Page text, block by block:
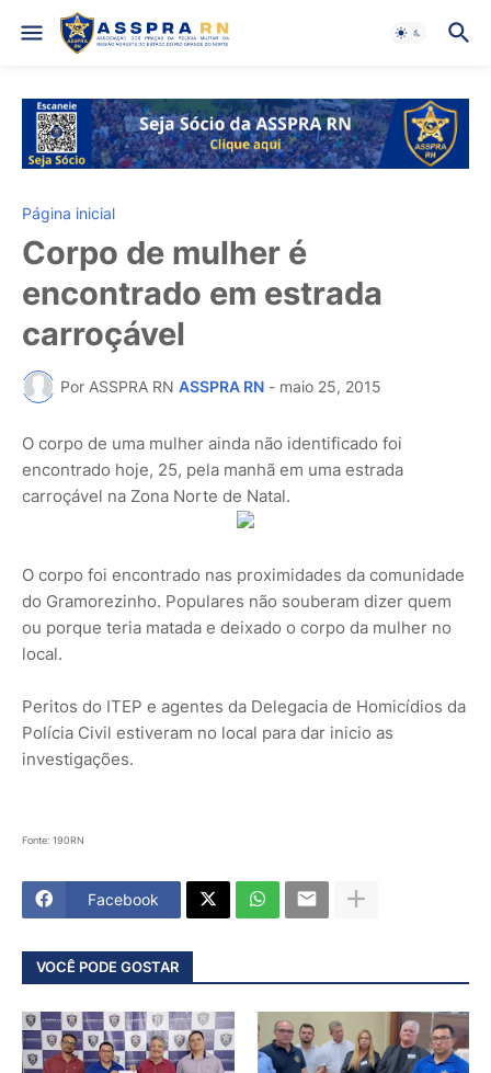
Página inicial
Corpo de mulher é
encontrado em estrada
carroçável
Por ASSPRA RN ASSPRA RN - maio 25, 2015
O corpo de uma mulher ainda não identificado foi
encontrado hoje, 25, pela manhã em uma estrada
carroçável na Zona Norte de Natal.
O corpo foi encontrado nas proximidades da comunidade
do Gramorezinho. Populares não souberam dizer quem
ou porque teria matada e deixado o corpo da mulher no
local.
Peritos do ITEP e agentes da Delegacia de Homicídios da
Polícia Civil estiveram no local para dar inicio as
investigações.
Fonte: 190RN
Facebook
VOCÊ PODE GOSTAR